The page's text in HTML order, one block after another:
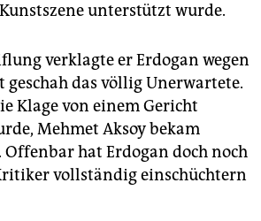
unterstützt wurde.
verklagte er Erdogan wegen
geschah das völlig Unerwartete.
Klage von einem Gericht
Mehmet Aksoy bekam
hat Erdogan doch noch
vollständig einschüchtern